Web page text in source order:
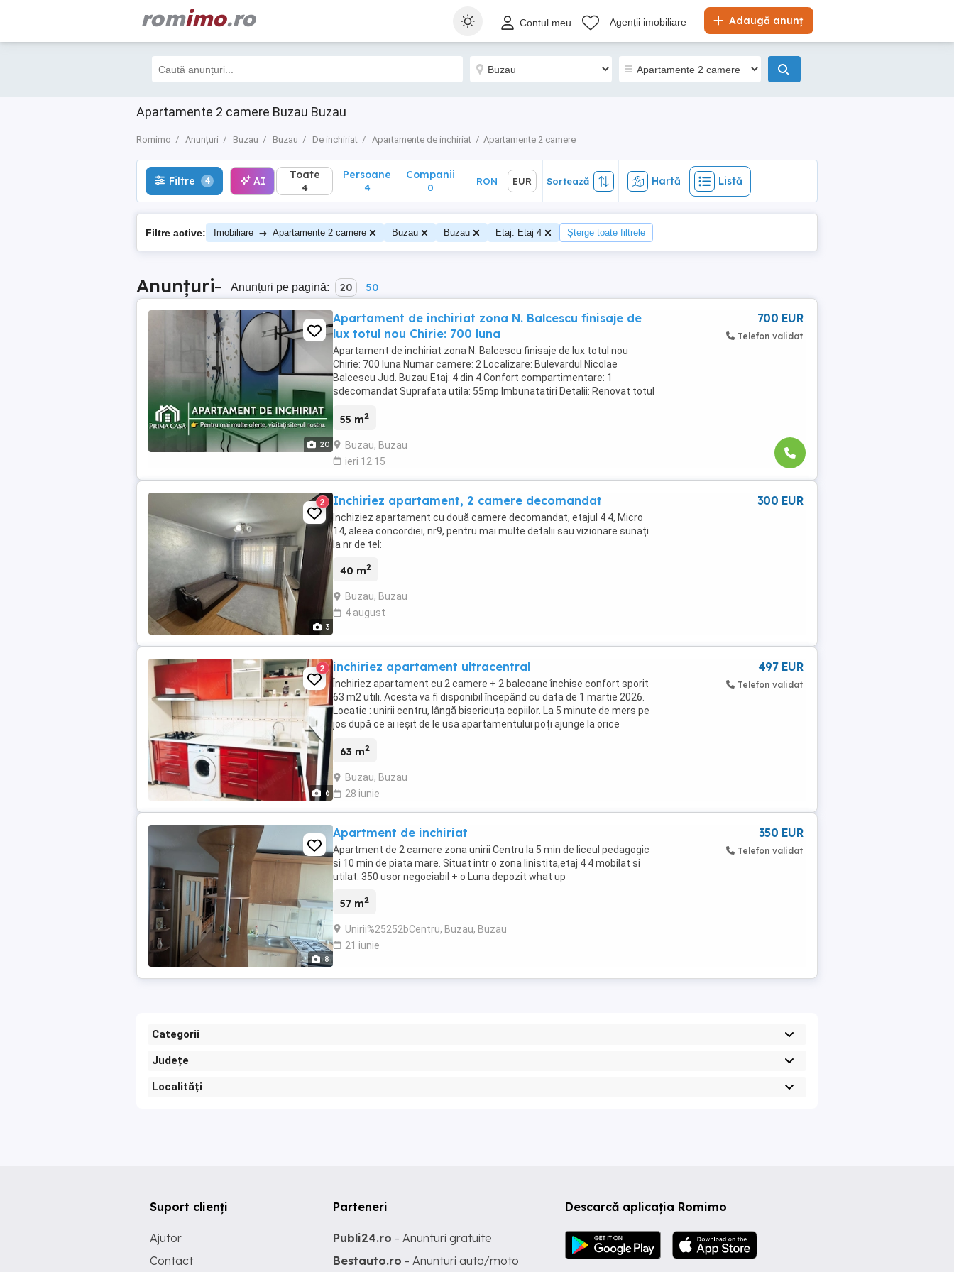
romimo.ro Adaugă anunț
Contul meu Agenții imobiliare
Apartamente 2 camere Buzau Buzau
Romimo Anunțuri Buzau Buzau De inchiriat Apartamente de inchiriat Apartamente 2 camere
Filtre 4 AI RON EUR Sortează Hartă Listă
Filtre 4 AI Toate
4
Persoane
4
Companii
0
RON EUR Sortează Hartă Listă
Filtre active: Imobiliare → Apartamente 2 camere Buzau Buzau Etaj: Etaj 4 Șterge toate filtrele
Anunțuri– Anunțuri pe pagină: 20 50
20
Apartament de inchiriat zona N. Balcescu finisaje de
lux totul nou Chirie: 700 luna
Apartament de inchiriat zona N. Balcescu finisaje de lux totul nou
Chirie: 700 luna Numar camere: 2 Localizare: Bulevardul Nicolae
Balcescu Jud. Buzau Etaj: 4 din 4 Confort compartimentare: 1
sdecomandat Suprafata utila: 55mp Imbunatatiri Detalii: Renovat totul
55 m2
Buzau, Buzau
ieri 12:15
700 EUR
Telefon validat
3
2 Inchiriez apartament, 2 camere decomandat
Inchiziez apartament cu două camere decomandat, etajul 4 4, Micro
14, aleea concordiei, nr9, pentru mai multe detalii sau vizionare sunați
la nr de tel:
40 m2
Buzau, Buzau
4 august
300 EUR
6
2 inchiriez apartament ultracentral
Închiriez apartament cu 2 camere + 2 balcoane închise confort sporit
63 m2 utili. Acesta va fi disponibil începând cu data de 1 martie 2026.
Locatie : unirii centru, lângă bisericuța copiilor. La 5 minute de mers pe
jos după ce ai ieșit de le usa apartamentului poți ajunge la orice
63 m2
Buzau, Buzau
28 iunie
497 EUR
Telefon validat
8
Apartment de inchiriat
Apartment de 2 camere zona unirii Centru la 5 min de liceul pedagogic
si 10 min de piata mare. Situat intr o zona linistita,etaj 4 4 mobilat si
utilat. 350 usor negociabil + o Luna depozit what up
57 m2
Unirii%25252bCentru, Buzau, Buzau
21 iunie
350 EUR
Telefon validat
Categorii
Județe
Localități
Descarcă aplicația Romimo
Suport clienți
Ajutor
Contact
Parteneri
Publi24.ro - Anunturi gratuite
Bestauto.ro - Anunturi auto/moto